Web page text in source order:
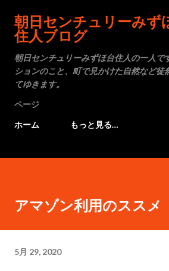
スキップしてメイン コンテ
朝日センチュリーみず
住人ブログ
朝日センチュリーみずほ台住人の一人で
ションのこと、町で見かけた自然など徒
てゆきます。
ページ
ホーム
もっと見る…
アマゾン利用のススメ
5月 29, 2020